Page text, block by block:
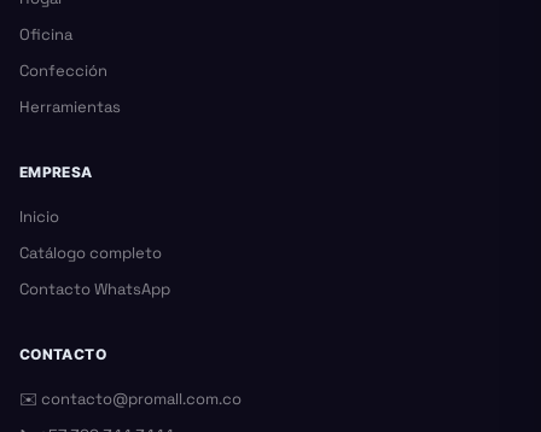
Oficina
Confección
Herramientas
EMPRESA
Inicio
Catálogo completo
Contacto WhatsApp
CONTACTO
✉️ contacto@promall.com.co